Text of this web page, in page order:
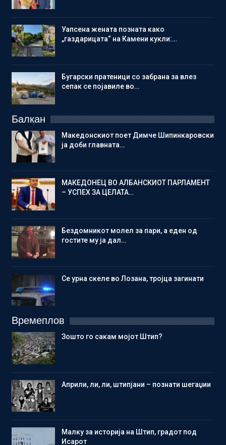
Уапсена жената позната како
„газдарицата“ на Камени кукли:…
Бугарски пратеници со забрана за влез
сепак се појавиле во…
Балкан
Македонскиот поет Димче Шипинкаровски
ја доби главната…
МАКЕДОНЕЦ ВО АЛБАНСКИОТ ПАРЛАМЕНТ
– УСПЕХ ЗА ЦЕЛАТА…
Бездомникот молел за пари, а еден од
гостите му ја дал…
Се урна скеле во Лозана, тројца загинати
Времеплов
Зошто го сакам мојот Штип?
Aприли, ли, ли, штипјани – познати шегаџии
Малку за историја на Штип, градот под
Исарот